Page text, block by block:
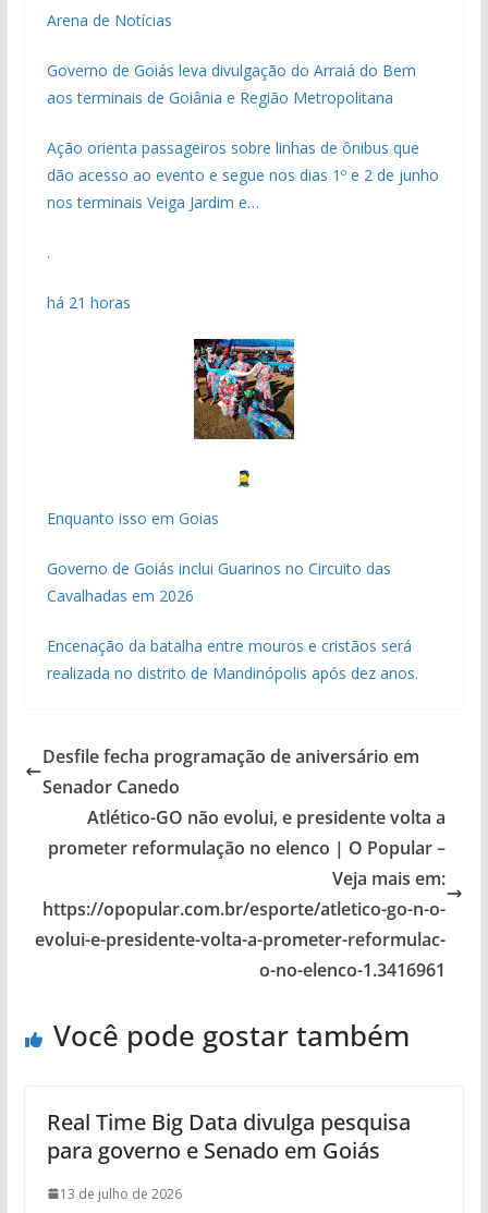
Arena de Notícias
Governo de Goiás leva divulgação do Arraiá do Bem
aos terminais de Goiânia e Região Metropolitana
Ação orienta passageiros sobre linhas de ônibus que
dão acesso ao evento e segue nos dias 1º e 2 de junho
nos terminais Veiga Jardim e…
.
há 21 horas
Enquanto isso em Goias
Governo de Goiás inclui Guarinos no Circuito das
Cavalhadas em 2026
Encenação da batalha entre mouros e cristãos será
realizada no distrito de Mandinópolis após dez anos.
Desfile fecha programação de aniversário em
Senador Canedo
Atlético-GO não evolui, e presidente volta a
prometer reformulação no elenco | O Popular –
Veja mais em:
https://opopular.com.br/esporte/atletico-go-n-o-
evolui-e-presidente-volta-a-prometer-reformulac-
o-no-elenco-1.3416961
Você pode gostar também
Real Time Big Data divulga pesquisa
para governo e Senado em Goiás
13 de julho de 2026